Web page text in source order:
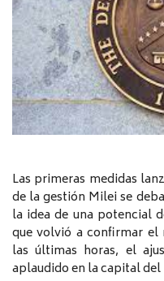
Las primeras medidas
de la gestión Milei se
la idea de una potencial
que volvió a confirmar el
las últimas horas, el
aplaudido en la capital del